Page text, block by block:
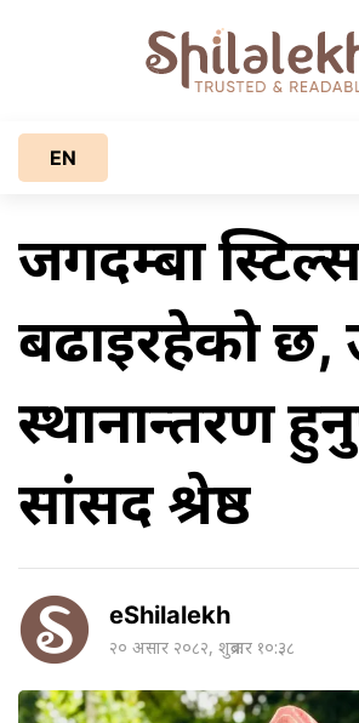
EN
जगदम्बा
बढाइरहेको छ,
स्थानान्तरण
सांसद श्रेष्ठ
eShilalekh
२० असार २०८२, शुक्रबार १०:३८